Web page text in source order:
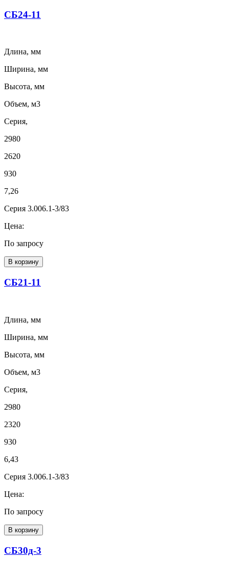
СБ24-11
Длина, мм
Ширина, мм
Высота, мм
Объем, м3
Серия,
2980
2620
930
7,26
Серия 3.006.1-3/83
Цена:
По запросу
В корзину
СБ21-11
Длина, мм
Ширина, мм
Высота, мм
Объем, м3
Серия,
2980
2320
930
6,43
Серия 3.006.1-3/83
Цена:
По запросу
В корзину
СБ30д-3